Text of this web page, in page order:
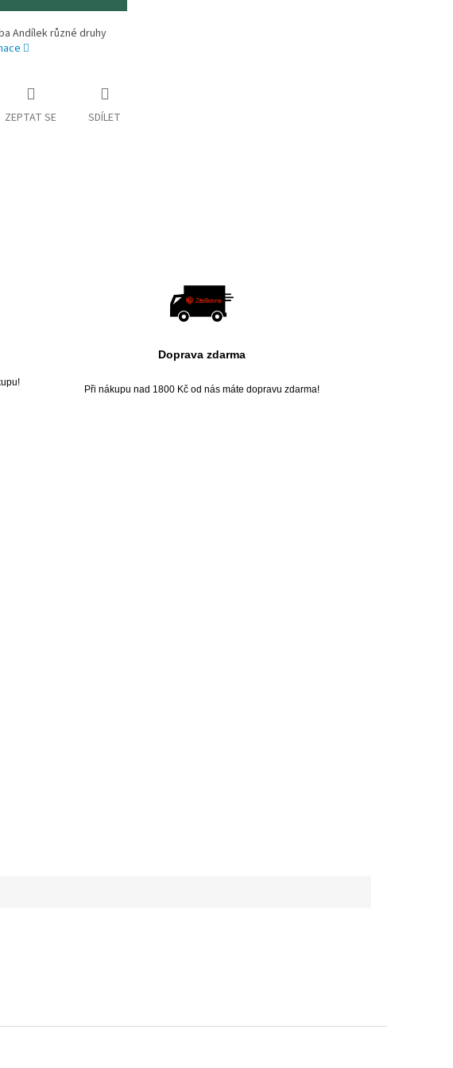
Andílek různé druhy
ZEPTAT SE SDÍLET
Doprava zdarma
Při nákupu nad 1800 Kč od nás máte dopravu zdarma!